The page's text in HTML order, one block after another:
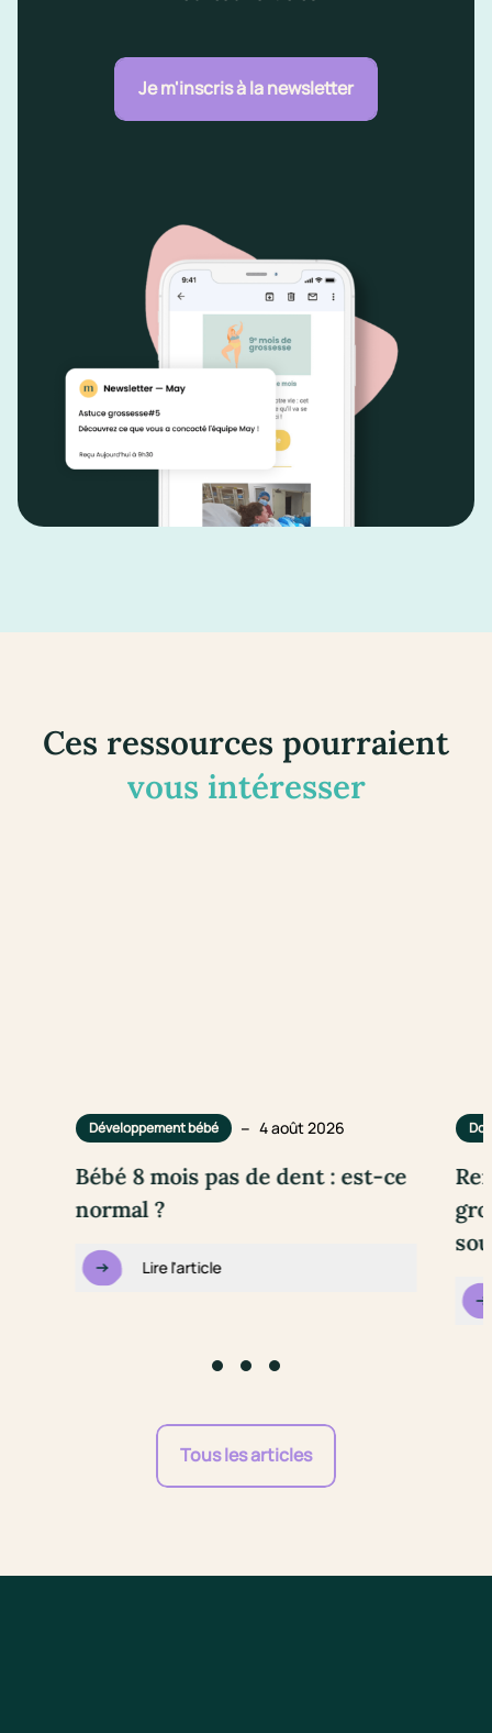
Je m'inscris à la newsletter
Ces ressources pourraient
vous intéresser
Développement bébé – 4 août 2026
Bébé 8 mois pas de dent : est-ce
normal ?
Lire l'article
Tous les articles